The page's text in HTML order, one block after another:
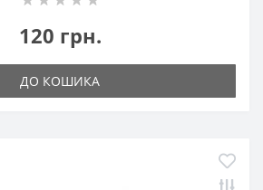
120 грн.
ДО КОШИКА